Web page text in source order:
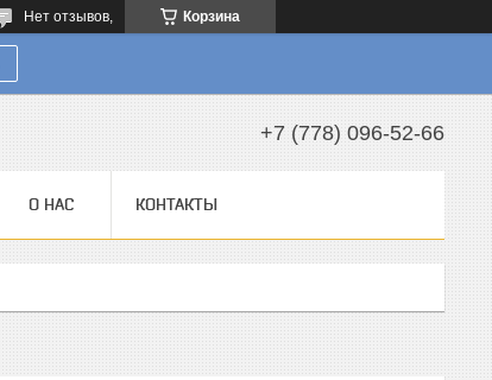
Корзина
Нет отзывов,
+7 (778) 096-52-66
О НАС КОНТАКТЫ